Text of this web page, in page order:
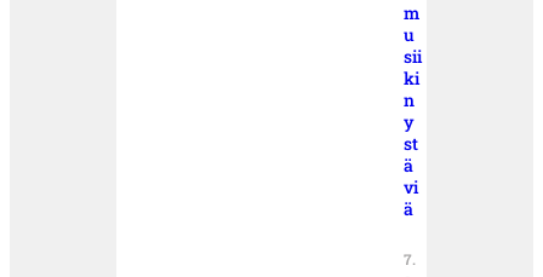
m
u
sii
ki
n
y
st
ä
vi
ä
7.